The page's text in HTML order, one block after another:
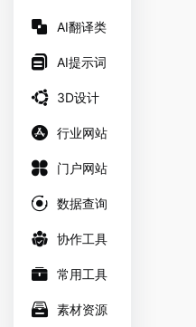
AI翻译类
AI提示词
3D设计
行业网站
门户网站
数据查询
协作工具
常用工具
素材资源